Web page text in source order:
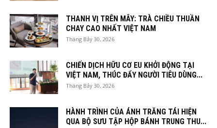
THANH VỊ TRÊN MÂY: TRÀ CHIỀU THUẦN
CHAY CAO NHẤT VIỆT NAM
Tháng Bảy 30, 2026
CHIẾN DỊCH HỮU CƠ EU KHỞI ĐỘNG TẠI
VIỆT NAM, THÚC ĐẨY NGƯỜI TIÊU DÙNG...
Tháng Bảy 30, 2026
HÀNH TRÌNH CỦA ÁNH TRĂNG TÁI HIỆN
QUA BỘ SƯU TẬP HỘP BÁNH TRUNG THU...